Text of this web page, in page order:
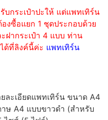
กระเป๋าปะให้ แต่แพทเทิร์น
องซื้อแยก 1 ชุดประกอบด้วย
ฝากระเป๋า 4 แบบ ท่าน
ด้ที่ลิงค์นี้ค่ะ แพทเทิร์น
ละเอียดแพทเทิร์น ขนาด A4
ษ A4 แบบขาวดำ (สำหรับ